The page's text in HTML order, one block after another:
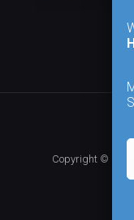
Copyright © 2026